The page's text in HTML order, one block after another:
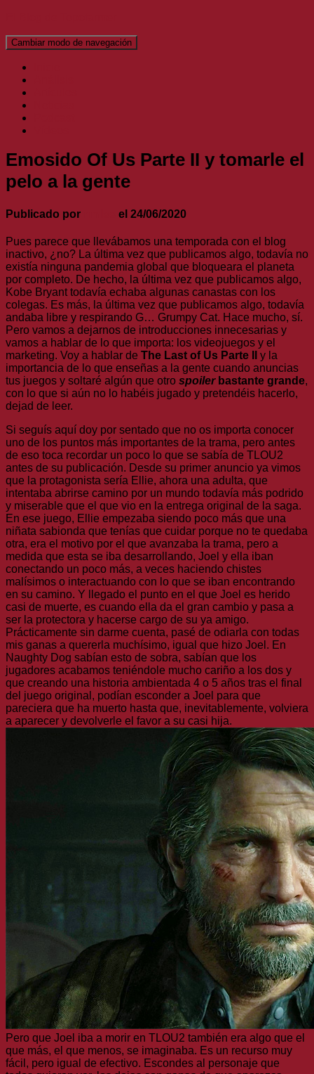
Cambiar modo de navegación
Emosido Of Us Parte II y tomarle el
pelo a la gente
Publicado por el 24/06/2020
Pues parece que llevábamos una temporada con el blog
inactivo, ¿no? La última vez que publicamos algo, todavía no
existía ninguna pandemia global que bloqueara el planeta
por completo. De hecho, la última vez que publicamos algo,
Kobe Bryant todavía echaba algunas canastas con los
colegas. Es más, la última vez que publicamos algo, todavía
andaba libre y respirando G… Grumpy Cat. Hace mucho, sí.
Pero vamos a dejarnos de introducciones innecesarias y
vamos a hablar de lo que importa: los videojuegos y el
marketing. Voy a hablar de The Last of Us Parte II
y la
importancia de lo que enseñas a la gente cuando anuncias
tus juegos y soltaré algún que otro spoilerbastante grande,
con lo que si aún no lo habéis jugado y pretendéis hacerlo,
dejad de leer.
Si seguís aquí doy por sentado que no os importa conocer
uno de los puntos más importantes de la trama, pero antes
de eso toca recordar un poco lo que se sabía de TLOU2
antes de su publicación. Desde su primer anuncio ya vimos
que la protagonista sería Ellie, ahora una adulta, que
intentaba abrirse camino por un mundo todavía más podrido
y miserable que el que vio en la entrega original de la saga.
En ese juego, Ellie empezaba siendo poco más que una
niñata sabionda que tenías que cuidar porque no te quedaba
otra, era el motivo por el que avanzaba la trama, pero a
medida que esta se iba desarrollando, Joel y ella iban
conectando un poco más, a veces haciendo chistes
malísimos o interactuando con lo que se iban encontrando
en su camino. Y llegado el punto en el que Joel es herido
casi de muerte, es cuando ella da el gran cambio y pasa a
ser la protectora y hacerse cargo de su ya amigo.
Prácticamente sin darme cuenta, pasé de odiarla con todas
mis ganas a quererla muchísimo, igual que hizo Joel. En
Naughty Dog sabían esto de sobra, sabían que los
jugadores acabamos teniéndole mucho cariño a los dos y
que creando una historia ambientada 4 o 5 años tras el final
del juego original, podían esconder a Joel para que
pareciera que ha muerto hasta que, inevitablemente, volviera
a aparecer y devolverle el favor a su casi hija.
Pero que Joel iba a morir en TLOU2 también era algo que el
que más, el que menos, se imaginaba. Es un recurso muy
fácil, pero igual de efectivo. Escondes al personaje que